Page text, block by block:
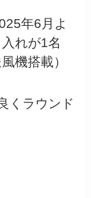
年6月よ
れが1名
機搭載）
くラウンド